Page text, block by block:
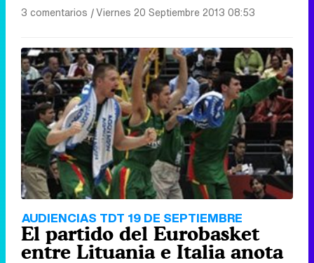
3 comentarios |Viernes 20 Septiembre 2013 08:53
AUDIENCIAS TDT 19 DE SEPTIEMBRE
El partido del Eurobasket
entre Lituania e Italia anota